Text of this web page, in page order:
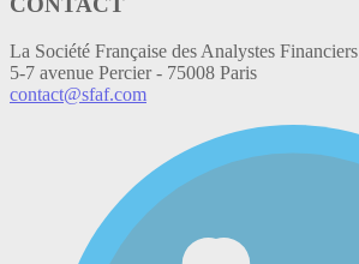
La Société Française des Analystes Financiers
5-7 avenue Percier - 75008 Paris
contact@sfaf.com